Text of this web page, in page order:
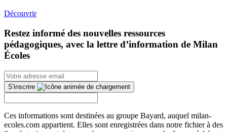
Découvrir
Restez informé des nouvelles ressources
pédagogiques, avec la lettre d’information de Milan
Écoles
S'inscrire
Ces informations sont destinées au groupe Bayard, auquel milan-
ecoles.com appartient. Elles sont enregistrées dans notre fichier à des